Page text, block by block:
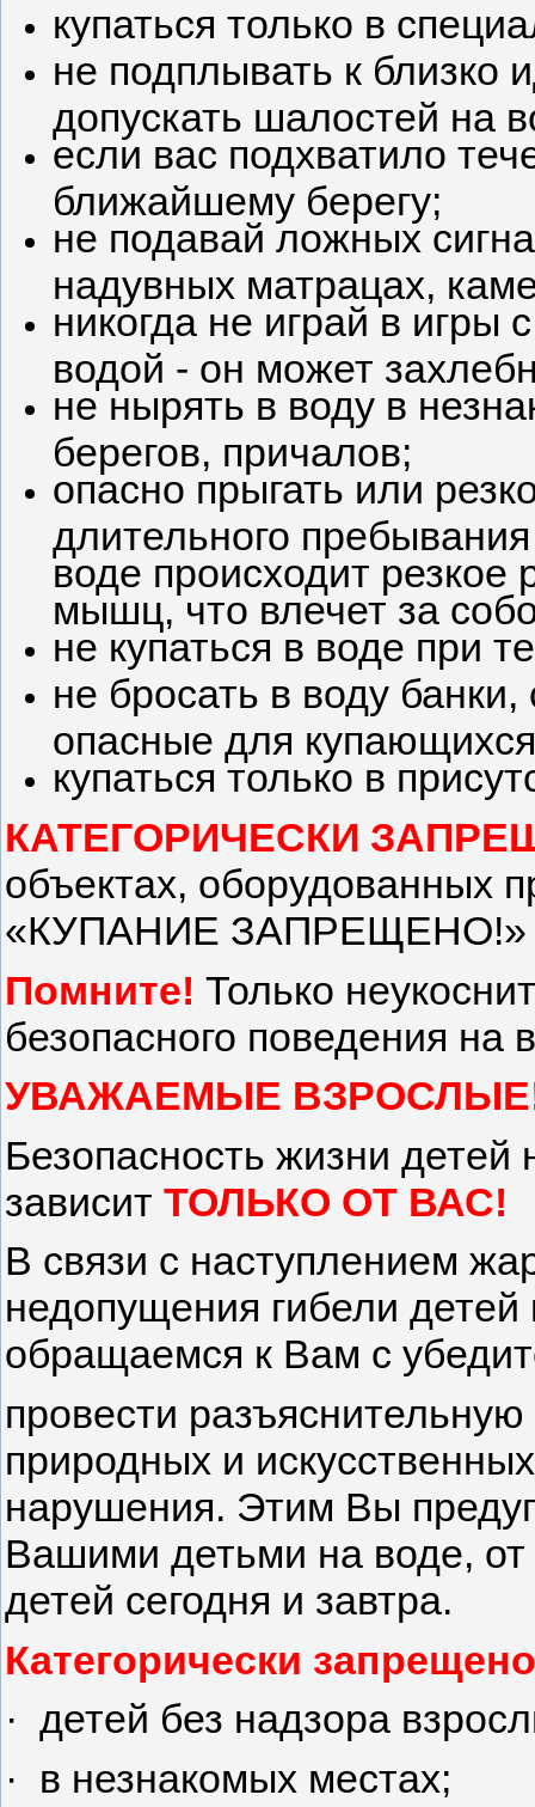
купаться только в
не подплывать к
допускать шалостей на
если вас подхватило
ближайшему берегу;
не подавай ложных
надувных матрацах,
никогда не играй в игры
водой - он может
не нырять в воду в
берегов, причалов;
опасно прыгать или
длительного
воде происходит
мышц, что влечет за
не купаться в воде при
не бросать в воду
опасные для
купаться только в
КАТЕГОРИЧЕСКИ
объектах, оборудованных
«КУПАНИЕ ЗАПРЕЩЕНО!»
Помните! Только
безопасного поведения на
УВАЖАЕМЫЕ
Безопасность жизни детей
зависит ТОЛЬКО ОТ ВАС!
В связи с наступлением
недопущения гибели
обращаемся к Вам с
провести
природных и
нарушения. Этим Вы
Вашими детьми на воде, от
детей сегодня и завтра.
Категорически
· детей без надзора
· в незнакомых местах;